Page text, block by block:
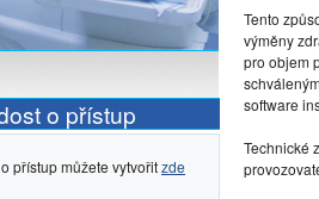
o přístup
přístup můžete vytvořitzde
Tento
výměny
pro objem
software
Technické